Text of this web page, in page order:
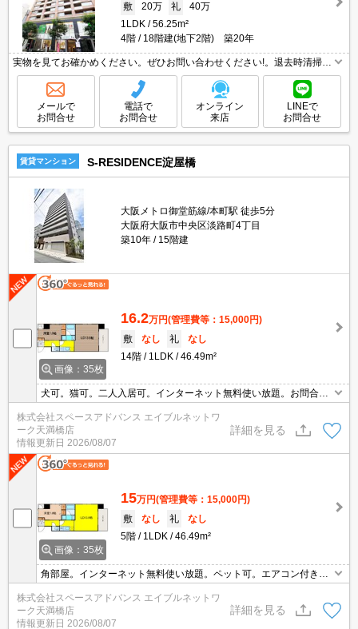
敷
20万 礼
40万
1LDK
56.25m²
4階
18階建(地下2階) 築20年
実物を見てお確かめください。ぜひお問い合わせください!。退去時清掃費
77,000円。保証会社加入要(月額総支払額の60%)。
メールで
お問合せ
電話で
お問合せ
オンライン
来店
LINEで
お問合せ
賃貸マンション S-RESIDENCE淀屋橋
大阪メトロ御堂筋線/本町駅 徒歩5分
大阪府大阪市中央区淡路町4丁目
築10年
15階建
画像：35枚
16.2万円(管理費等：15,000円)
敷
なし 礼
なし
14階
1LDK 46.49m²
犬可。猫可。二人入居可。インターネット無料使い放題。お問合せ
株式会社スペースアドバンス エイブルネットワ
ーク天満橋店
情報更新日 2026/08/07
詳細を見る
画像：35枚
15万円(管理費等：15,000円)
敷
なし 礼
なし
5階
1LDK 46.49m²
角部屋。インターネット無料使い放題。ペット可。エアコン付き☆
お問合せはエイブルネットワーク天満橋まで☆彡06-4790-2228
株式会社スペースアドバンス エイブルネットワ
ーク天満橋店
情報更新日 2026/08/07
詳細を見る